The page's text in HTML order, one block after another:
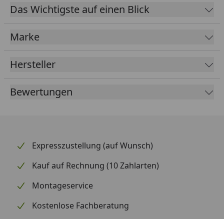
entfernen und wasserdicht – diesmal haben wir
Wabenstruktur garantiert einen langlebigen Rahmen,
einem Druck von bis zu 140 kg standhält. Auch wenn
du nicht gedacht hast, dass Deckeltechnologie
wecken. Hinweis: LoadOut 19-Liter-Eimer separat
Das Wichtigste auf einen Blick
Marke
Hersteller
Bewertungen
Expresszustellung (auf Wunsch)
Kauf auf Rechnung (10 Zahlarten)
Montageservice
Kostenlose Fachberatung